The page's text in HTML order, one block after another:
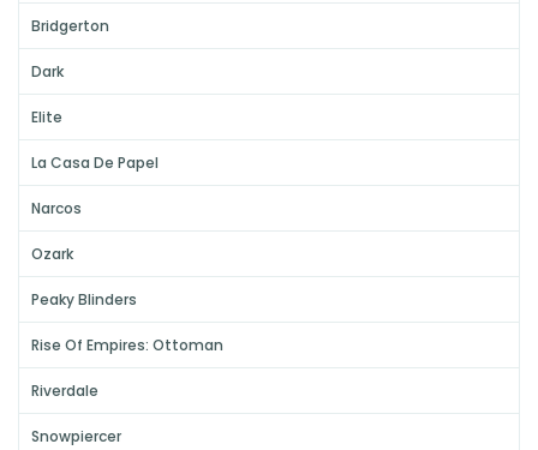
Bridgerton
Dark
Elite
La Casa De Papel
Narcos
Ozark
Peaky Blinders
Rise Of Empires: Ottoman
Riverdale
Snowpiercer